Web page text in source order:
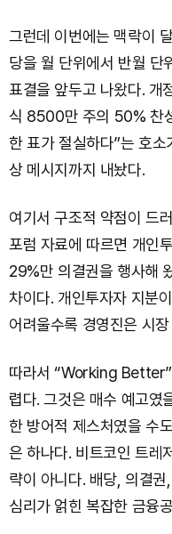
그런데 이번에는 맥락이
당을 월 단위에서 반월 단
표결을 앞두고 나왔다. 개
식 8500만 주의 50% 찬
한 표가 절실하다”는 호
상 메시지까지 내놨다.
여기서 구조적 약점이 드
포럼 자료에 따르면 개인
29%만 의결권을 행사해
차이다. 개인투자자 지분
어려울수록 경영진은 시
따라서 “Working
렵다. 그것은 매수 예고였
한 방어적 제스처였을 수
은 하나다. 비트코인 트레
략이 아니다. 배당, 의결
심리가 얽힌 복잡한 금융